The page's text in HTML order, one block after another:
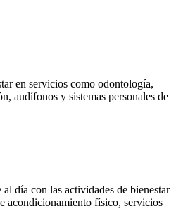
en servicios como odontología,
audífonos y sistemas personales de
día con las actividades de bienestar
acondicionamiento físico, servicios